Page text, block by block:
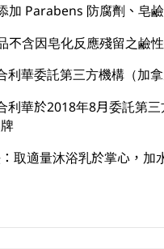
加 Parabens 防腐劑、皂
不含因皂化反應殘留之鹼
利華委託第三方機構（加
利華於2018年8月委託第
取適量沐浴乳於掌心，加